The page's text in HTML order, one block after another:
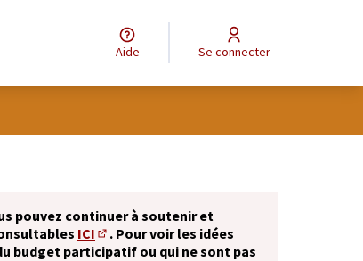
Aide Se connecter
pouvez continuer à soutenir et
ICI
(S'ouvre dans un nouvel onglet)
. Pour voir les idées
budget participatif ou qui ne sont pas